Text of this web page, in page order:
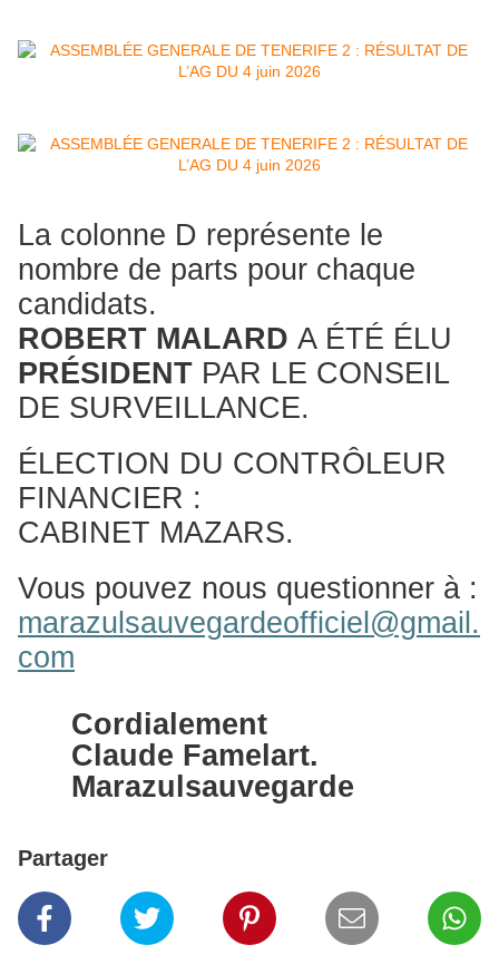
La colonne D représente le
nombre de parts pour chaque
candidats.
ROBERT MALARD A ÉTÉ ÉLU
PRÉSIDENT PAR LE CONSEIL
DE SURVEILLANCE.
ÉLECTION DU CONTRÔLEUR
FINANCIER :
CABINET MAZARS.
Vous pouvez nous questionner à :
marazulsauvegardeofficiel@gmail.
com
Cordialement
Claude Famelart.
Marazulsauvegarde
Partager